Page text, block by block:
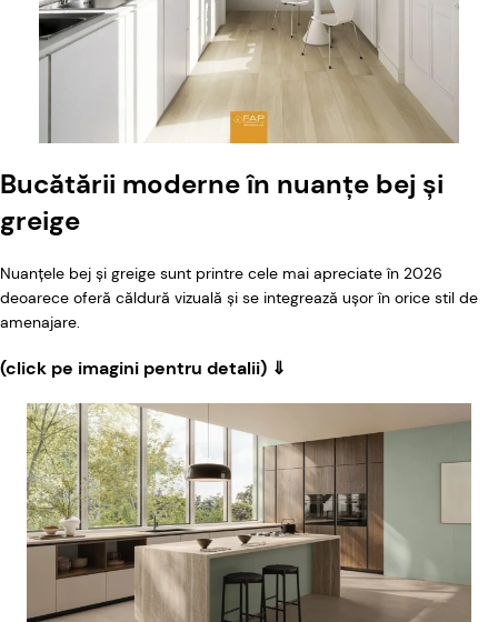
Bucătării moderne în nuanțe bej și
greige
Nuanțele bej și greige sunt printre cele mai apreciate în 2026
deoarece oferă căldură vizuală și se integrează ușor în orice stil de
amenajare.
(click pe imagini pentru detalii) ⇓